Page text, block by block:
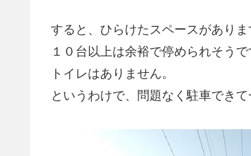
すると、ひらけたスペースがあり
１０台以上は余裕で停められそうで
トイレはありません。
というわけで、問題なく駐車できて